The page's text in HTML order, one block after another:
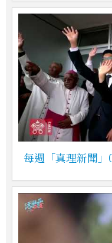
每週「真理新聞」